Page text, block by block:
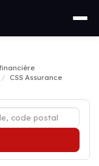
CSS Assurance